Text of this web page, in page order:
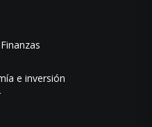
e inversión